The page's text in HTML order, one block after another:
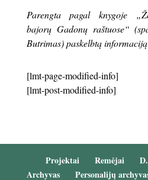
Parengta pagal knygoje
bajorų Gadonų raštuose“
Butrimas) paskelbtą informaciją
[lmt-page-modified-info]
[lmt-post-modified-info]
Projektai Remėjai
Archyvas
Personalijų